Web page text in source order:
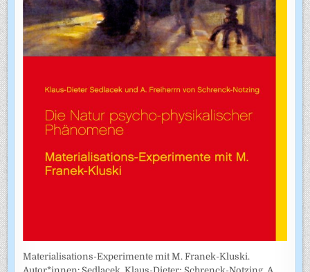
Materialisations-Experimente mit M. Franek-Kluski.